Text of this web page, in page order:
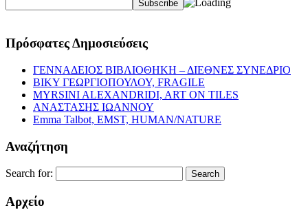
Πρόσφατες Δημοσιεύσεις
ΓΕΝΝΑΔΕΙΟΣ ΒΙΒΛΙΟΘΗΚΗ – ΔΙΕΘΝΕΣ ΣΥΝΕΔΡΙΟ
ΒΙΚΥ ΓΕΩΡΓΙΟΠΟΥΛΟΥ, FRAGILE
MYRSINI ALEXANDRIDI, ART ON TILES
ΑΝΑΣΤΑΣΗΣ ΙΩΑΝΝΟΥ
Emma Talbot, EMST, HUMAN/NATURE
Αναζήτηση
Search for:
Αρχείο